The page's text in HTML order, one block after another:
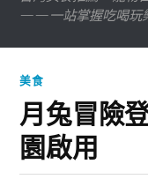
——一站掌握吃喝玩
美食
月兔冒險
園啟用